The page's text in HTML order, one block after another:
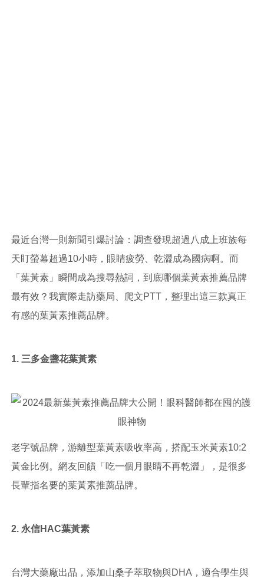
最近台灣一則新聞引爆討論：調查發現超過八成上班族每
天盯螢幕超過10小時，眼睛疲勞、乾澀成為國病啊。而
「葉黃素」瞬間成為搜尋熱詞，到底哪個葉黃素推薦品牌
最有效？我實際走訪藥局、爬文PTT，整理出這三款真正
有感的葉黃素推薦品牌。
1. 三多金盞花葉黃素
老字號品牌，游離型葉黃素吸收率高，搭配玉米黃素10:2
黃金比例。網友回饋「吃一個月眼睛不再乾澀」，是很多
長輩指名要的葉黃素推薦品牌。
2. 永信HAC葉黃素
台灣大藥廠出品，添加山桑子萃取物與DHA，適合學生與